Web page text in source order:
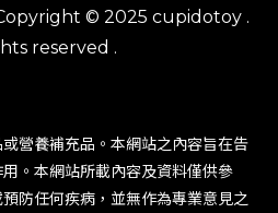
© 2025 cupidotoy .
reserved .
或營養補充品。本網站之內容旨在告
。本網站所載內容及資料僅供參
防任何疾病，並無作為專業意見之